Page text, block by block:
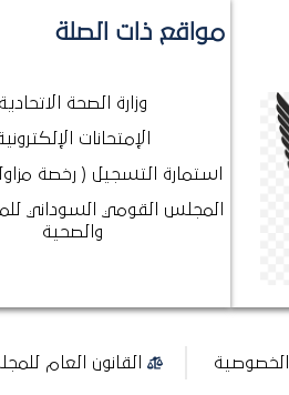
مواقع ذات الصلة
وزارة الصحة الاتحادية
الإمتحانات
استمارة التسجيل ( رخصة
المجلس القومي السوداني
والصحية
القانون العام